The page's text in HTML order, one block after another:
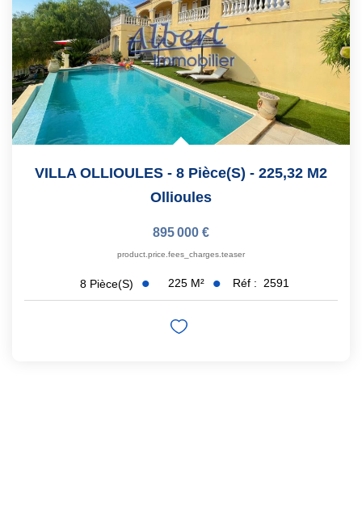
VILLA OLLIOULES - 8 Pièce(s) - 225,32 M2
Ollioules
895 000 €
product.price.fees_charges.teaser
8 Pièce(s) 225 M² Réf : 2591